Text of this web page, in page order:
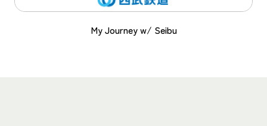
My Journey w/ Seibu